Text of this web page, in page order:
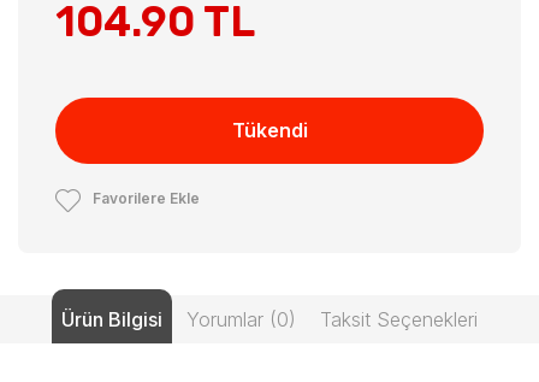
104.90 TL
Tükendi
Favorilere Ekle
Ürün Bilgisi Yorumlar (0) Taksit Seçenekleri